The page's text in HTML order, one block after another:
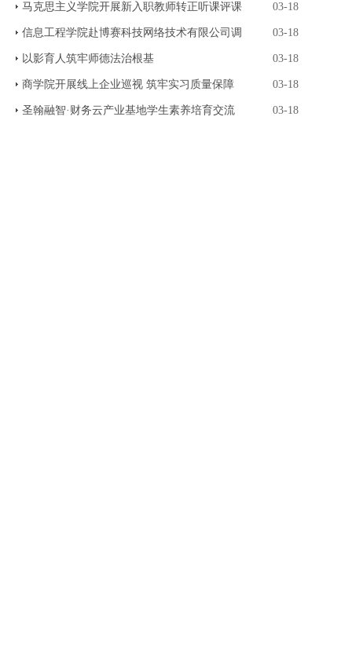
马克思主义学院开展新入职教师转正听课评课 03-18
信息工程学院赴博赛科技网络技术有限公司调 03-18
以影育人筑牢师德法治根基 03-18
商学院开展线上企业巡视 筑牢实习质量保障 03-18
圣翰融智·财务云产业基地学生素养培育交流 03-18